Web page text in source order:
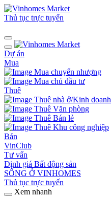
Thủ tục trực tuyến
Dự án
Mua
Mua chuyển nhượng
Mua chủ đầu tư
Thuê
Thuê nhà ở/Kinh doanh
Thuê Văn phòng
Thuê Bán lẻ
Thuê Khu công nghiệp
Bán
VinClub
Tư vấn
Định giá Bất động sản
SỐNG Ở VINHOMES
Thủ tục trực tuyến
Xem nhanh